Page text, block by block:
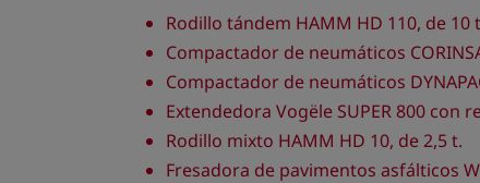
Rodillo tándem HAMM HD 110, de 10
Compactador de neumáticos
Compactador de neumáticos
Extendedora Vogële SUPER 800 con
Rodillo mixto HAMM HD 10, de 2,5 t.
Fresadora de pavimentos asfálticos